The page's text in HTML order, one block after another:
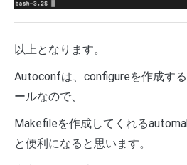
以上となります。
Autoconfは、configureを作成す
ールなので、
Makefileを作成してくれる
と便利になると思います。